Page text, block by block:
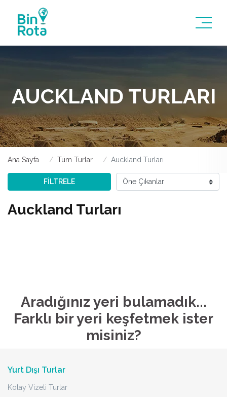
AUCKLAND TURLARI
Ana Sayfa Tüm Turlar Auckland Turları
FİLTRELE
Auckland Turları
Aradığınız yeri bulamadık...
Farklı bir yeri keşfetmek ister
misiniz?
Yurt Dışı Turlar
Kolay Vizeli Turlar